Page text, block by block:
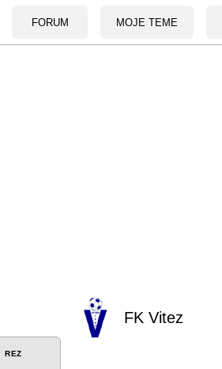
FORUM MOJE TEME
REZ
FK Vitez